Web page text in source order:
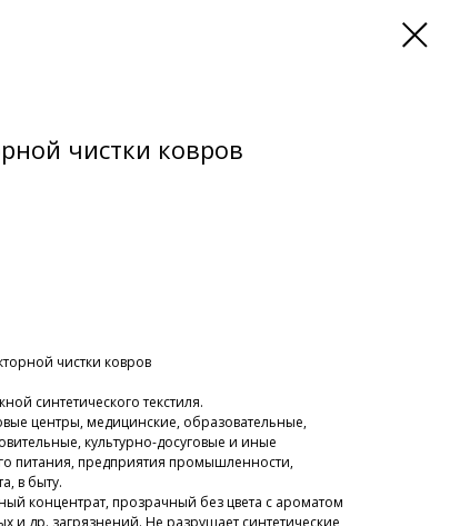
чистки ковров
чистки ковров
синтетического текстиля.
центры, медицинские, образовательные,
культурно-досуговые и иные
питания, предприятия промышленности,
в быту.
концентрат, прозрачный без цвета с ароматом
и др. загрязнений. Не разрушает синтетические